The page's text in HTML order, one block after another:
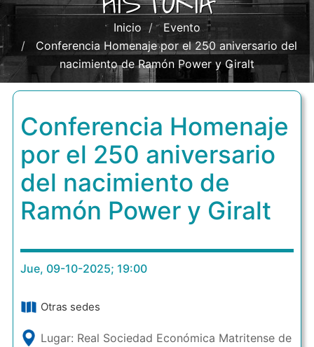
Inicio
Evento
Conferencia Homenaje por el 250 aniversario del
nacimiento de Ramón Power y Giralt
Conferencia Homenaje
por el 250 aniversario
del nacimiento de
Ramón Power y Giralt
Jue, 09-10-2025; 19:00
Otras sedes
Lugar: Real Sociedad Económica Matritense de